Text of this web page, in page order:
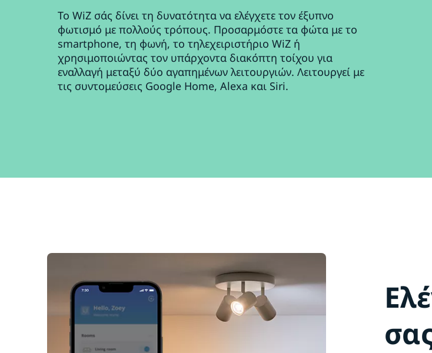
Το WiZ σάς δίνει τη δυνατότητα να ελέγχετε τον έξυπνο
φωτισμό με πολλούς τρόπους. Προσαρμόστε τα φώτα με το
smartphone, τη φωνή, το τηλεχειριστήριο WiZ ή
χρησιμοποιώντας τον υπάρχοντα διακόπτη τοίχου για
εναλλαγή μεταξύ δύο αγαπημένων λειτουργιών. Λειτουργεί με
τις συντομεύσεις Google Home, Alexa και Siri.